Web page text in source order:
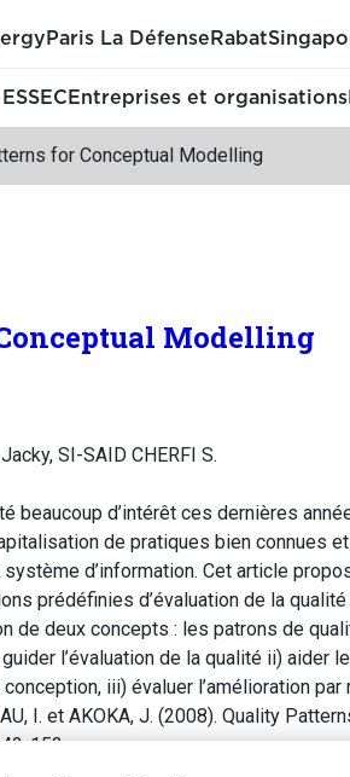
Paris La Défense Rabat
Entreprises et organisations
for Conceptual Modelling
Modelling
SI-SAID CHERFI S.
beaucoup d’intérêt ces dernières
de pratiques bien connues
d’information. Cet article
prédéfinies d’évaluation de la
de deux concepts : les patrons de
l’évaluation de la qualité ii) aider
iii) évaluer l’amélioration
I. et AKOKA, J. (2008). Quality
153.